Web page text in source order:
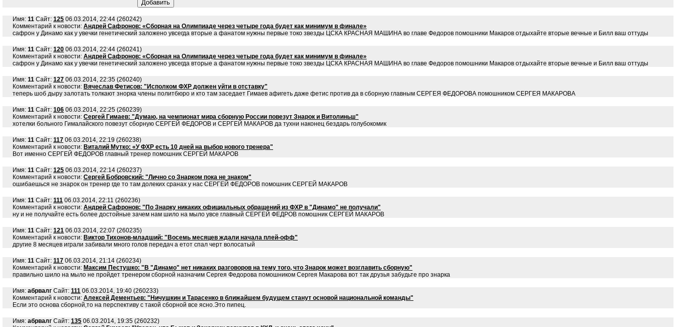
Имя: 11 Сайт: 125 06.03.2014, 22:44 (260242)
Комментарий к новости: Андрей Сафронов: «Сборная на Олимпиаде через четыре года будет как минимум в финале»
сафрон у Динамо как у увечки генетический заложено увсегда вторые а фанатом нужны первые токо звезды ЦСКА КРАСНАЯ МАШИНА во главе Федоров помошники Макаров отдыхайте вторые вечные и Билл ваш оттуды
Имя: 11 Сайт: 120 06.03.2014, 22:44 (260241)
Комментарий к новости: Андрей Сафронов: «Сборная на Олимпиаде через четыре года будет как минимум в финале»
сафрон у Динамо как у увечки генетический заложено увсегда вторые а фанатом нужны первые токо звезды ЦСКА КРАСНАЯ МАШИНА во главе Федоров помошники Макаров отдыхайте вторые вечные и Билл ваш оттуды
Имя: 11 Сайт: 127 06.03.2014, 22:35 (260240)
Комментарий к новости: Вячеслав Фетисов: "Исполком ФХР должен уйти в отставку"
теперь шоб дыру залотать толкают знорка члены политбюро и кто там заседает Гимаев афигеть даже фетис против да в сборную главным СЕРГЕЯ ФЕДОРОВА помошником СЕРГЕЯ МАКАРОВА
Имя: 11 Сайт: 106 06.03.2014, 22:25 (260239)
Комментарий к новости: Сергей Гимаев: "Думаю, на чемпионат мира сборную России повезут Знарок и Витолиньш"
хотелки больного Гималайского повезут сборную СЕРГЕЙ ФЕДОРОВ и СЕРГЕЙ МАКАРОВ да тухни наконец бездарь голубокомик
Имя: 11 Сайт: 117 06.03.2014, 22:19 (260238)
Комментарий к новости: Виталий Мутко: «У ФХР есть 10 дней на выбор нового тренера"
Вот именно СЕРГЕЙ ФЕДОРОВ главный тренер помошник СЕРГЕЙ МАКАРОВ
Имя: 11 Сайт: 125 06.03.2014, 22:14 (260237)
Комментарий к новости: Сергей Бобровский: "Лично со Знарком пока не знаком"
ошибаешься не знарок он тренер где то там долеких сранах у нас СЕРГЕЙ ФЕДОРОВ помошник СЕРГЕЙ МАКАРОВ
Имя: 11 Сайт: 111 06.03.2014, 22:11 (260236)
Комментарий к новости: Андрей Сафронов: "По Знарку никаких официальных обращений из ФХР в "Динамо" не получали"
ну и не получайте есть более достойные зачем нам шило на мыло увсе главный СЕРГЕЙ ФЕДРОВ помошник СЕРГЕЙ МАКАРОВ
Имя: 11 Сайт: 121 06.03.2014, 22:07 (260235)
Комментарий к новости: Виктор Тихонов-младший: "Восемь месяцев ждали начала плей-офф"
другие 8 месяцев играли забивали много голов передач а етот спал черт волосатый
Имя: 11 Сайт: 117 06.03.2014, 21:14 (260234)
Комментарий к новости: Максим Пестушко: "В "Динамо" нет никаких разговоров на тему того, что Знарок может возглавить сборную"
правильно шило на мыло не пройдет тренером сборной назначим Сергея Федорова помошником Сергея Макарова вот так друзья забудьте про знарка
Имя: абрвалг Сайт: 111 06.03.2014, 19:40 (260233)
Комментарий к новости: Алексей Дементьев: "Ничушкин и Тарасенко в ближайшем будущем станут основой национальной команды"
Если это основа сборной,то на перспективу с такой сборной все ясно.Это пипец.
Имя: абрвалг Сайт: 135 06.03.2014, 19:35 (260232)